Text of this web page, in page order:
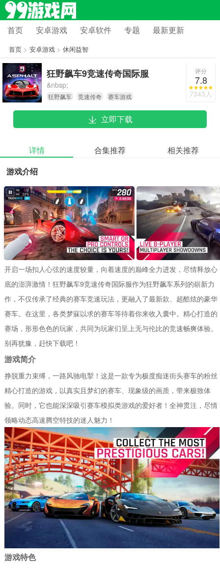
首页 安卓游戏 安卓软件 专题 最新更新
首页> 安卓游戏> 休闲益智
狂野飙车9竞速传奇国际服
&nbsp;
狂野飙车 竞速传奇 赛车游戏
评分
7.8
7343人
立即下载
详情 合集推荐
相关推荐
游戏介绍
开启一场扣人心弦的速度较量，向着速度的巅峰全力进发，尽情释放心
底的澎湃激情！狂野飙车9竞速传奇国际服作为狂野飙车系列的崭新力
作，不仅传承了经典的赛车竞速玩法，更融入了最新款、超酷炫的豪华
赛车。在这里，各类梦寐以求的赛车等待着你来收入囊中。精心打造的
赛场，形形色色的玩家，共同为玩家们呈上无与伦比的竞速畅爽体验。
别再犹豫，赶快下载吧！
游戏简介
挣脱重力束缚，一路风驰电掣！这是一款专为极度痴迷街头赛车的粉丝
精心打造的游戏，以真实且梦幻的赛车、现象级的画质，带来极致体
验。同时，它也能深深吸引赛车模拟类游戏的爱好者！全神贯注，尽情
领略动态高速腾空特技的迷人魅力！
游戏特色